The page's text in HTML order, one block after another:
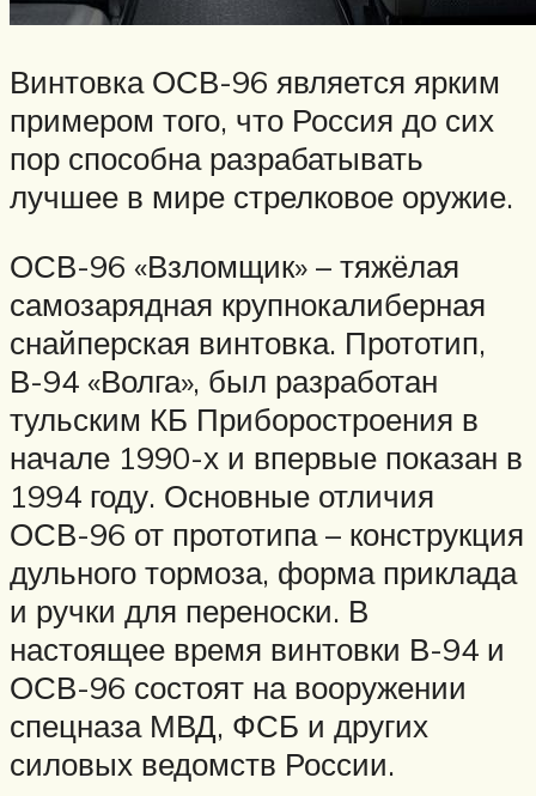
Винтовка ОСВ-96 является ярким
примером того, что Россия до сих
пор способна разрабатывать
лучшее в мире стрелковое оружие.
ОСВ-96 «Взломщик» – тяжёлая
самозарядная крупнокалиберная
снайперская винтовка. Прототип,
В-94 «Волга», был разработан
тульским КБ Приборостроения в
начале 1990-х и впервые показан в
1994 году. Основные отличия
ОСВ-96 от прототипа – конструкция
дульного тормоза, форма приклада
и ручки для переноски. В
настоящее время винтовки В-94 и
ОСВ-96 состоят на вооружении
спецназа МВД, ФСБ и других
силовых ведомств России.